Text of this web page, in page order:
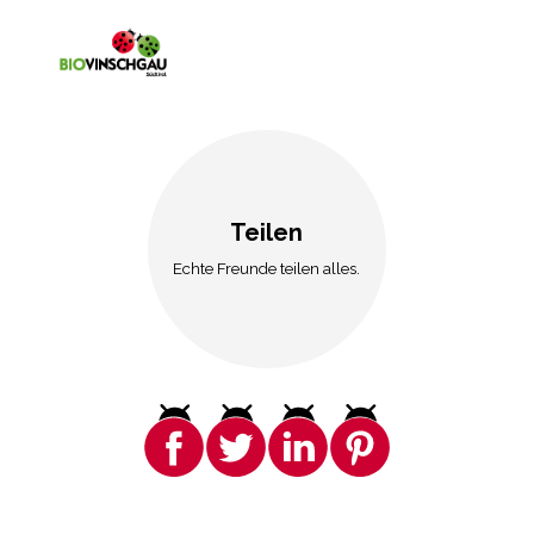
Teilen
Echte Freunde teilen alles.